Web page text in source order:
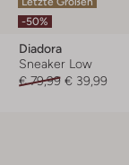
-50%
Diadora
Sneaker Low
€ 79,99 € 39,99